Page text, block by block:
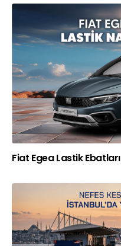
Fiat Egea Lastik Ebatları